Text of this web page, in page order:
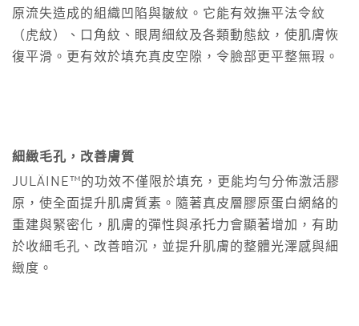
原流失造成的組織凹陷與皺紋。它能有效撫平法令紋
（虎紋）、口角紋、眼周細紋及各類動態紋，使肌膚恢
復平滑。更有效於填充真皮空隙，令臉部更平整無瑕。
細緻毛孔，改善膚質
JULÄINE™的功效不僅限於填充，更能均勻分佈激活膠
原，使全面提升肌膚質素。隨著真皮層膠原蛋白網絡的
重建與緊密化，肌膚的彈性與承托力會顯著增加，有助
於收細毛孔、改善暗沉，並提升肌膚的整體光澤感與細
緻度。